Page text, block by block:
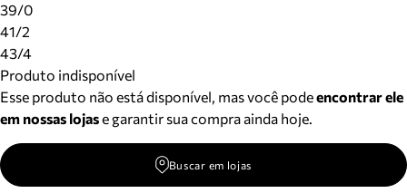
39/0
41/2
43/4
Produto indisponível
Esse produto não está disponível, mas você podeencontrar ele
em nossas lojase garantir sua compra ainda hoje.
Buscar em lojas